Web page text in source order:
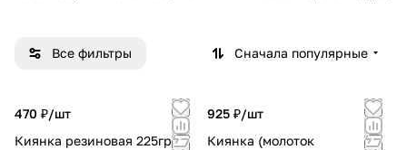
Все фильтры Сначала популярные
470 ₽/шт
Киянка резиновая 225гр
925 ₽/шт
Киянка (молоток